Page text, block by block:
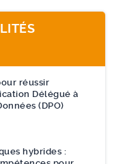
réussir
Délégué à
(DPO)
hybrides :